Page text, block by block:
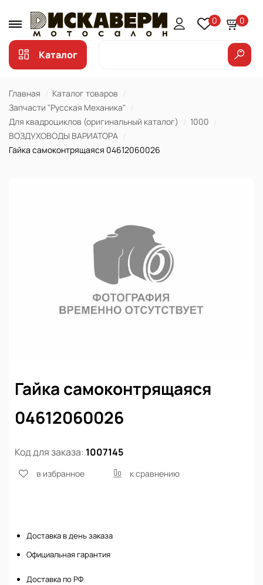
0 0
Каталог
Главная
Каталог товаров
Запчасти "Русская Механика"
Для квадроциклов (оригинальный каталог)
1000
ВОЗДУХОВОДЫ ВАРИАТОРА
Гайка самоконтрящаяся 04612060026
Гайка самоконтрящаяся
04612060026
Код для заказа: 1007145
в избранное к сравнению
Доставка в день заказа
Официальная гарантия
Доставка по РФ